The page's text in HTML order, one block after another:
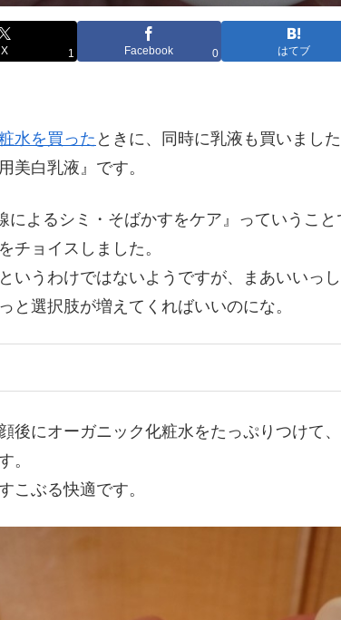
X 1 Facebook 0 はてブ
水を買った ときに、同時に乳液も買いました
美白乳液』です。
によるシミ・そばかすをケア』っていうこ
チョイスしました。
いうわけではないようですが、まあいいっし
と選択肢が増えてくればいいのにな。
後にオーガニック化粧水をたっぷりつけて
。
こぶる快適です。